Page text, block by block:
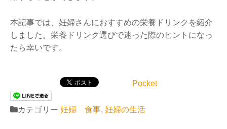
本記事では、妊婦さんにおすすめの栄養ドリンクを紹介
しました。栄養ドリンク選びで迷った際のヒントになっ
たら幸いです。
Pocket
カテゴリー 妊婦 食事, 妊婦の生活